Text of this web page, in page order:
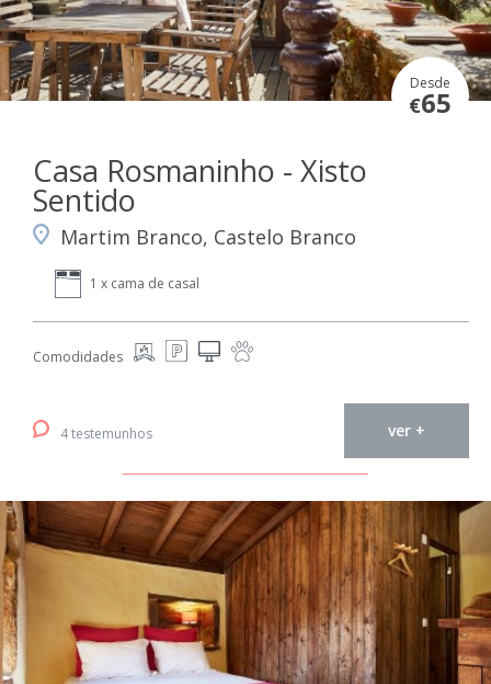
Desde
€65
Casa Rosmaninho - Xisto
Sentido
Martim Branco, Castelo Branco
1 x cama de casal
Comodidades
4 testemunhos ver +